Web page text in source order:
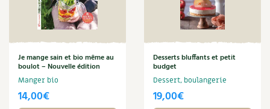
Je mange sain et bio même au
boulot – Nouvelle édition
Manger bio
14,00€
Desserts bluffants et petit
budget
Dessert, boulangerie
19,00€